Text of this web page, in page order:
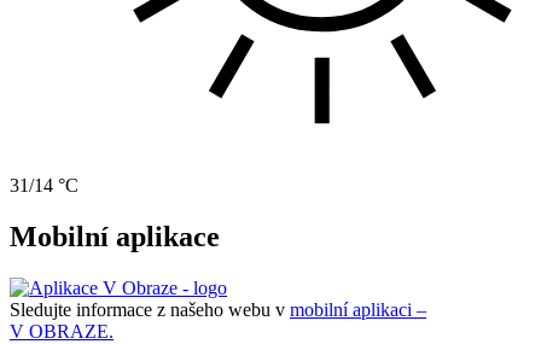
31/14 °C
Mobilní aplikace
Sledujte informace z našeho webu v mobilní aplikaci –
V OBRAZE.